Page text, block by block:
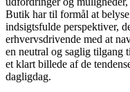
Butik har til formål at
indsigtsfulde perspektiver,
erhvervsdrivende med at
en neutral og saglig tilgang
et klart billede af de
dagligdag.